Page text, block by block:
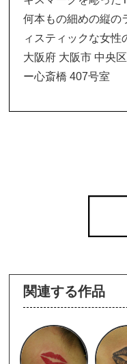
何本もの細めの縦の
ィスティックな女性
大阪府 大阪市 中央
ー心斎橋 407号室
関連する作品